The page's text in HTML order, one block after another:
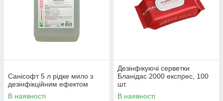
Санісофт 5 л рідке мило з
дезінфікційним ефектом
В наявності
Дезінфікуючі серветки
Бланідас 2000 експрес, 100
шт.
В наявності